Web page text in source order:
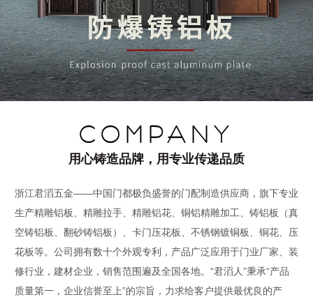
COMPANY
用心铸造品牌，用专业传递品质
浙江君滔五金——中国门都极负盛誉的门配制造供应商，旗下专业
生产精雕铝板、精雕拉手、精雕铝花、铜铝精雕加工、铸铝板（真
空铸铝板、翻砂铸铝板）、卡门压花板、不锈钢镀铜板、铜花、压
花板等。公司拥有数十个外观专利，产品广泛应用于门业厂家、装
修行业，建材企业，销售范围遍及全国各地。“君滔人”秉承“产品
质量第一，企业信誉至上”的宗旨，力求给客户提供最优良的产